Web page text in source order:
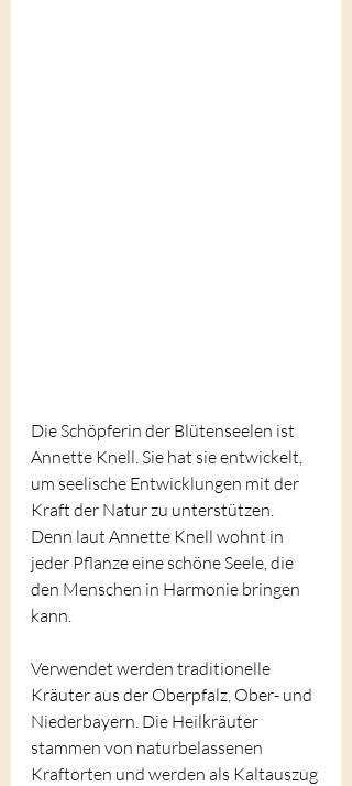
Die Schöpferin der Blütenseelen ist
Annette Knell. Sie hat sie entwickelt,
um seelische Entwicklungen mit der
Kraft der Natur zu unterstützen.
Denn laut Annette Knell wohnt in
jeder Pflanze eine schöne Seele, die
den Menschen in Harmonie bringen
kann.
Verwendet werden traditionelle
Kräuter aus der Oberpfalz, Ober- und
Niederbayern. Die Heilkräuter
stammen von naturbelassenen
Kraftorten und werden als Kaltauszug